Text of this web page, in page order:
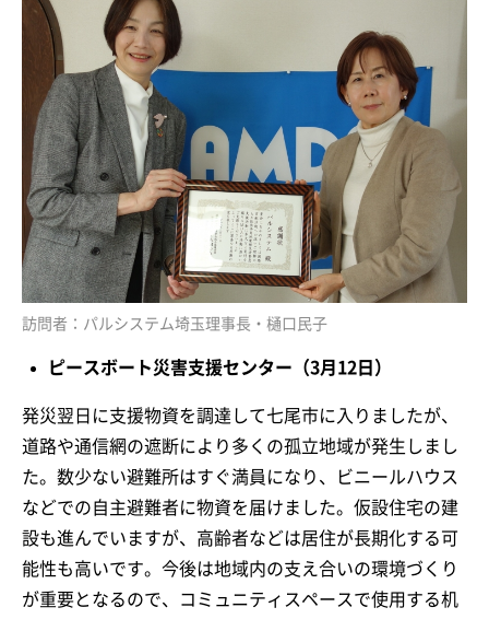
訪問者：パルシステム埼玉理事長・樋口民子
ピースボート災害支援センター（3月12日）
発災翌日に支援物資を調達して七尾市に入りましたが、
道路や通信網の遮断により多くの孤立地域が発生しまし
た。数少ない避難所はすぐ満員になり、ビニールハウス
などでの自主避難者に物資を届けました。仮設住宅の建
設も進んでいますが、高齢者などは居住が長期化する可
能性も高いです。今後は地域内の支え合いの環境づくり
が重要となるので、コミュニティスペースで使用する机